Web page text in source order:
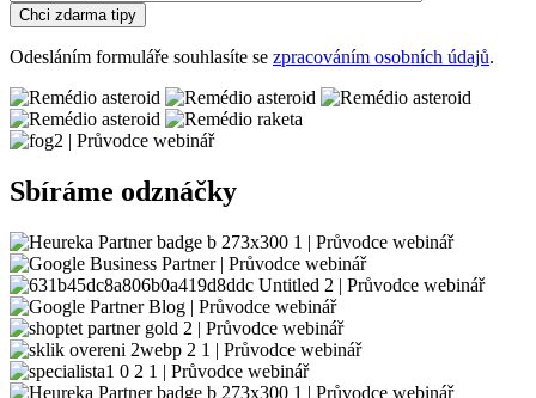
Chci zdarma tipy
Odesláním formuláře souhlasíte se zpracováním osobních údajů.
Sbíráme odznáčky